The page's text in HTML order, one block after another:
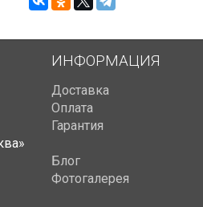
ИНФОРМАЦИЯ
Доставка
Оплата
Гарантия
Блог
Фотогалерея